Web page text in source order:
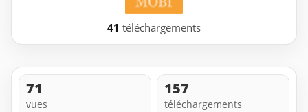
41 téléchargements
71
vues
157
téléchargements